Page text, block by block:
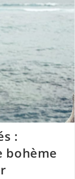
:
bohème